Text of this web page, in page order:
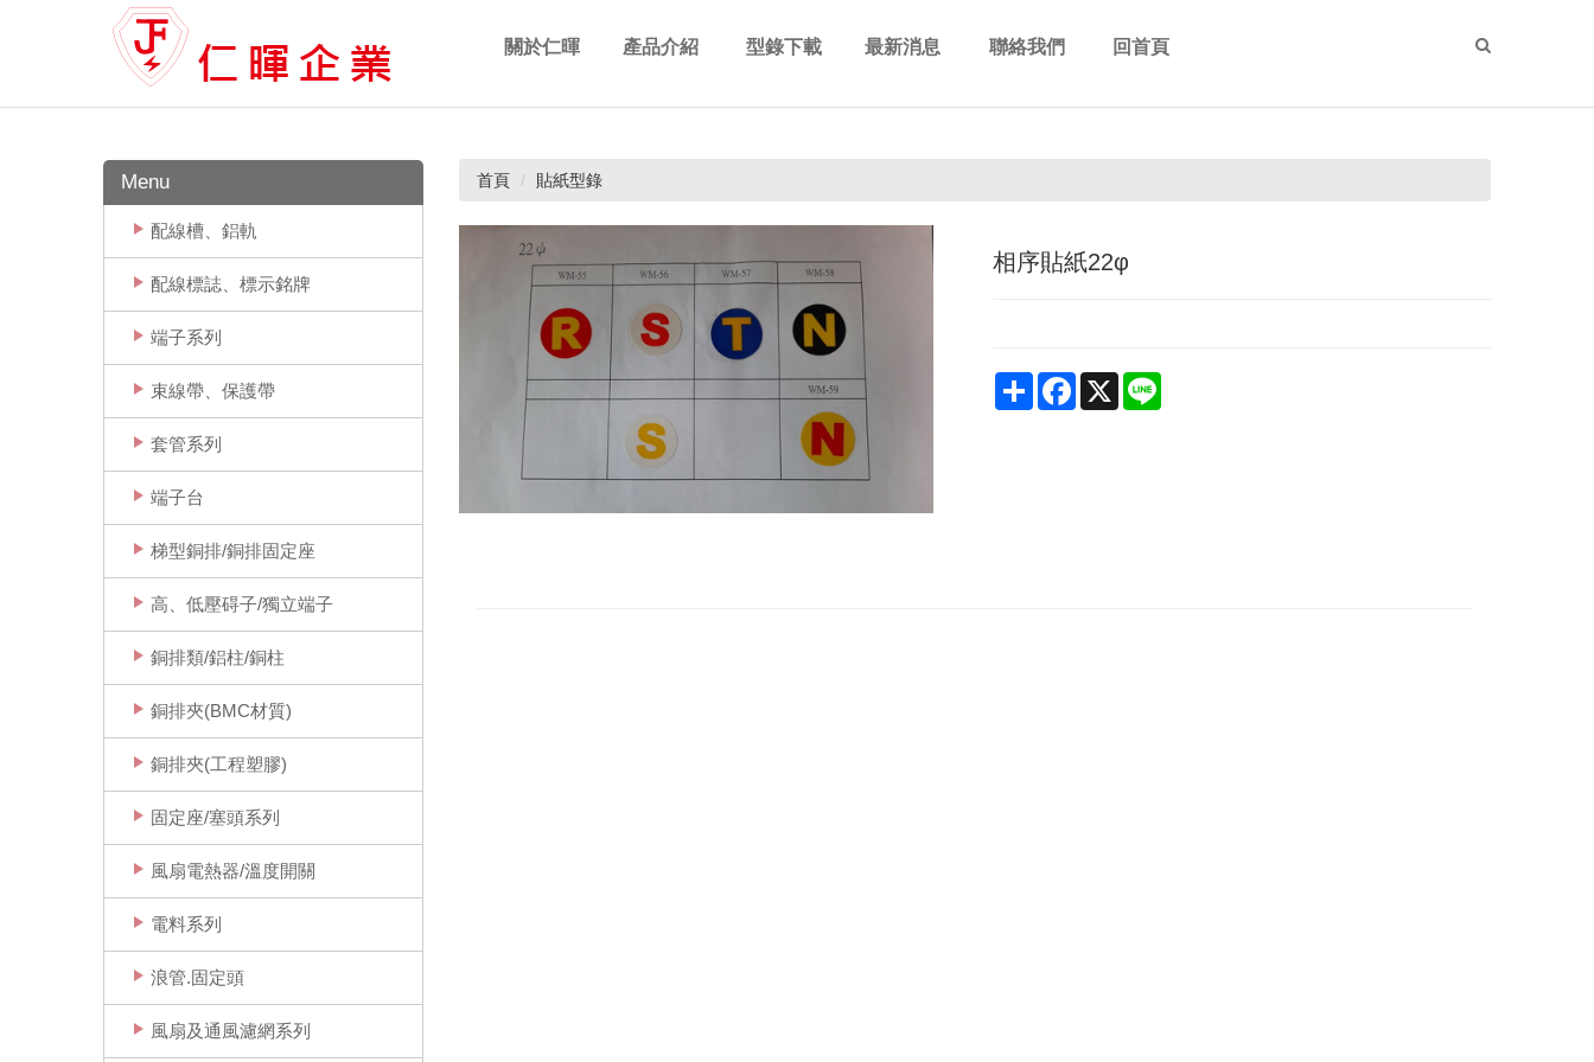
關於仁暉 產品介紹 型錄下載 最新消息 聯絡我們 回首頁
Menu
配線槽、鋁軌
配線標誌、標示銘牌
端子系列
束線帶、保護帶
套管系列
端子台
梯型銅排/銅排固定座
高、低壓碍子/獨立端子
銅排類/鋁柱/銅柱
銅排夾(BMC材質)
銅排夾(工程塑膠)
固定座/塞頭系列
風扇電熱器/溫度開關
電料系列
浪管.固定頭
風扇及通風濾網系列
首頁 貼紙型錄
相序貼紙22φ
Share Facebook
X